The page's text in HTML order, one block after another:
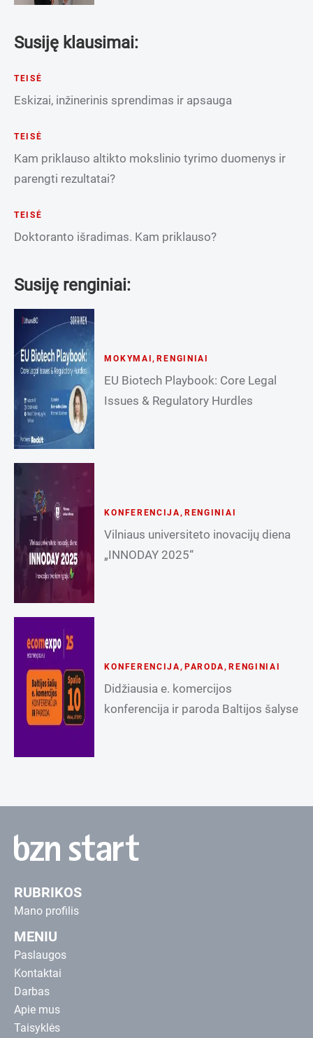
Susiję klausimai:
TEISĖ
Eskizai, inžinerinis sprendimas ir apsauga
TEISĖ
Kam priklauso altikto mokslinio tyrimo duomenys ir
parengti rezultatai?
TEISĖ
Doktoranto išradimas. Kam priklauso?
Susiję renginiai:
MOKYMAI ,RENGINIAI
EU Biotech Playbook: Core Legal
Issues & Regulatory Hurdles
KONFERENCIJA , RENGINIAI
Vilniaus universiteto inovacijų diena
„INNODAY 2025“
KONFERENCIJA , PARODA ,RENGINIAI
Didžiausia e. komercijos
konferencija ir paroda Baltijos šalyse
RUBRIKOS
Mano profilis
MENIU
Paslaugos
Kontaktai
Darbas
Apie mus
Taisyklės